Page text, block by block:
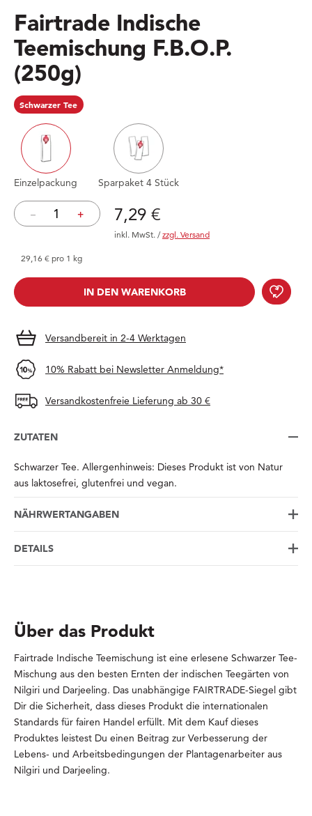
Fairtrade Indische
Teemischung F.B.O.P.
(250g)
Schwarzer Tee
Einzelpackung Sparpaket 4 Stück
– + Preis: 7,29 €
7,29 €
inkl. MwSt. /zzgl. Versand
29,16 € pro 1 kg
IN DEN WARENKORB
Versandbereit in 2-4 Werktagen
10% Rabatt bei Newsletter Anmeldung*
Versandkostenfreie Lieferung ab 30 €
ZUTATEN
Schwarzer Tee. Allergenhinweis: Dieses Produkt ist von Natur
aus laktosefrei, glutenfrei und vegan.
NÄHRWERTANGABEN
DETAILS
Über das Produkt
Fairtrade Indische Teemischung ist eine erlesene Schwarzer Tee-
Mischung aus den besten Ernten der indischen Teegärten von
Nilgiri und Darjeeling. Das unabhängige FAIRTRADE-Siegel gibt
Dir die Sicherheit, dass dieses Produkt die internationalen
Standards für fairen Handel erfüllt. Mit dem Kauf dieses
Produktes leistest Du einen Beitrag zur Verbesserung der
Lebens- und Arbeitsbedingungen der Plantagenarbeiter aus
Nilgiri und Darjeeling.